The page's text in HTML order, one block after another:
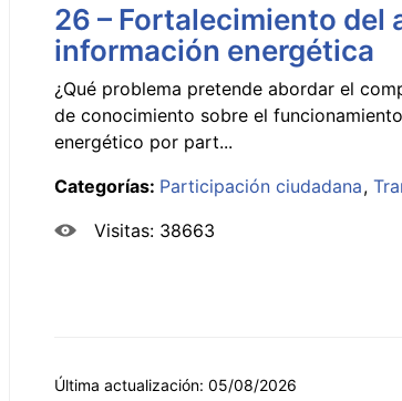
26 – Fortalecimiento del
información energética
¿Qué problema pretende abordar el
de conocimiento sobre el
energético por part...
Categorías: Participación ciudadana
Visitas: 38663
Última actualización: 05/08/2026